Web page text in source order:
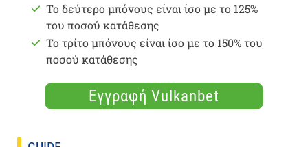
Το δεύτερο μπόνους είναι ίσο με το 125%
του ποσού κατάθεσης
Το τρίτο μπόνους είναι ίσο με το 150% του
ποσού κατάθεσης
Εγγραφή Vulkanbet